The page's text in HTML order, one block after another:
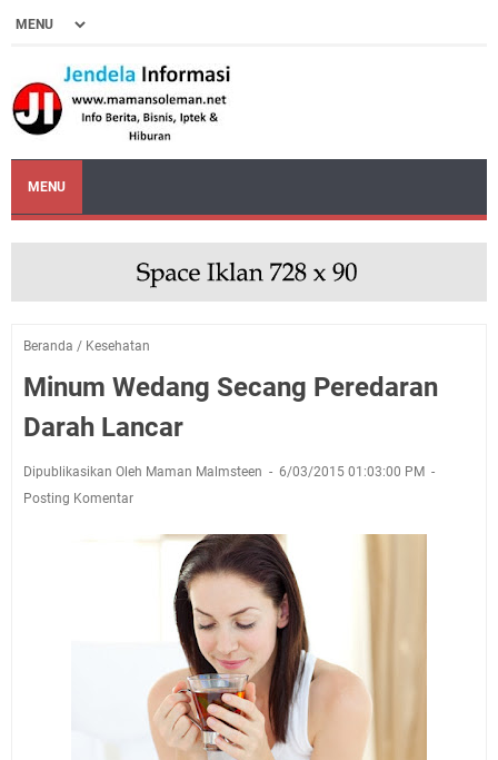
MENU
Beranda / Kesehatan
Minum Wedang Secang Peredaran
Darah Lancar
Dipublikasikan Oleh Maman Malmsteen
6/03/2015 01:03:00 PM
Posting Komentar